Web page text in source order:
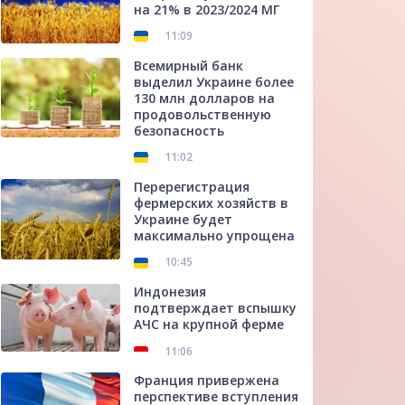
на 21% в 2023/2024 МГ
11:09
Всемирный банк
выделил Украине более
130 млн долларов на
продовольственную
безопасность
11:02
Перерегистрация
фермерских хозяйств в
Украине будет
максимально упрощена
10:45
Индонезия
подтверждает вспышку
АЧС на крупной ферме
11:06
Франция привержена
перспективе вступления